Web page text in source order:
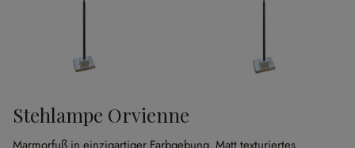
Stehlampe Orvienne